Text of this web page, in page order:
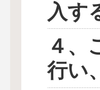
入す
４、
行い、